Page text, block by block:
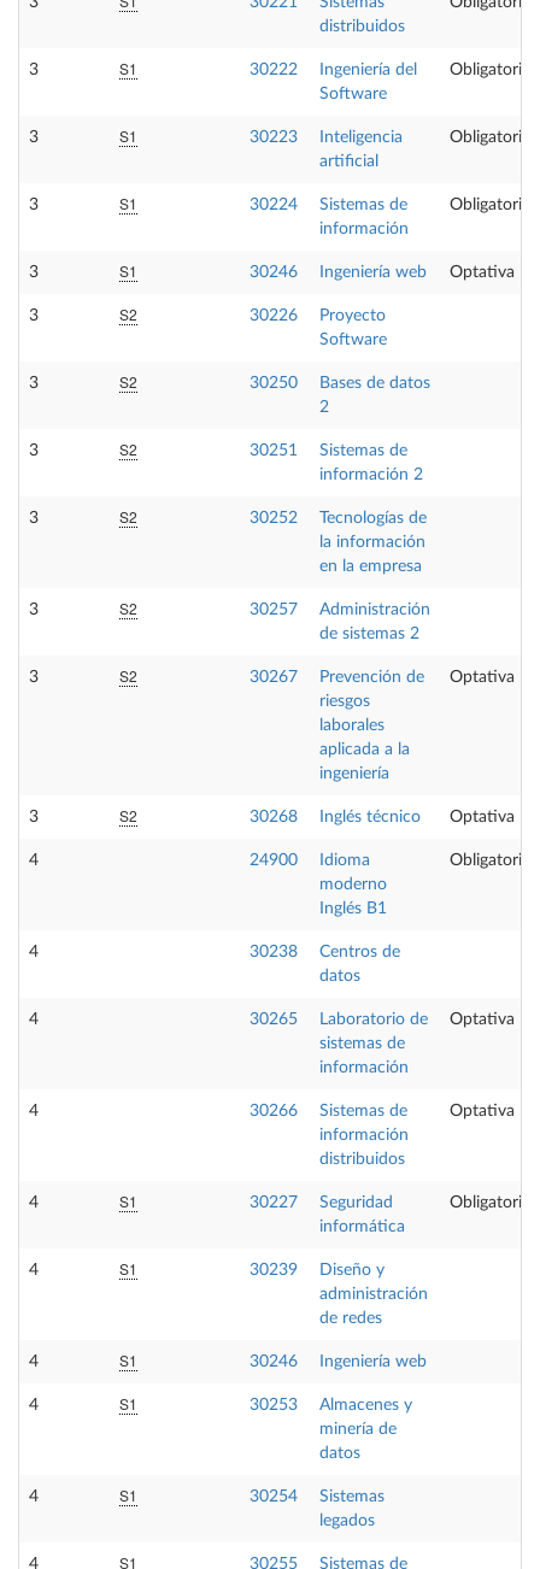
distribuidos
3 S1 30222
Ingeniería del
Software
Obligatoria
3 S1 30223
Inteligencia
artificial
Obligatoria
3 S1 30224
Sistemas de
información
Obligatoria
3 S1 30246 Ingeniería web Optativa
3 S2 30226
Proyecto
Software
3 S2 30250
Bases de datos
2
3 S2 30251
Sistemas de
información 2
3 S2 30252
Tecnologías de
la información
en la empresa
3 S2 30257
Administración
de sistemas 2
3 S2 30267
Prevención de
riesgos
laborales
aplicada a la
ingeniería
Optativa
3 S2 30268 Inglés técnico Optativa
4 24900
Idioma
moderno
Inglés B1
Obligatoria
4 30238
Centros de
datos
4 30265
Laboratorio de
sistemas de
información
Optativa
4 30266
Sistemas de
información
distribuidos
Optativa
4 S1 30227
Seguridad
informática
Obligatoria
4 S1 30239
Diseño y
administración
de redes
4 S1 30246 Ingeniería web
4 S1 30253
Almacenes y
minería de
datos
4 S1 30254
Sistemas
legados
4 S1 30255
Sistemas de